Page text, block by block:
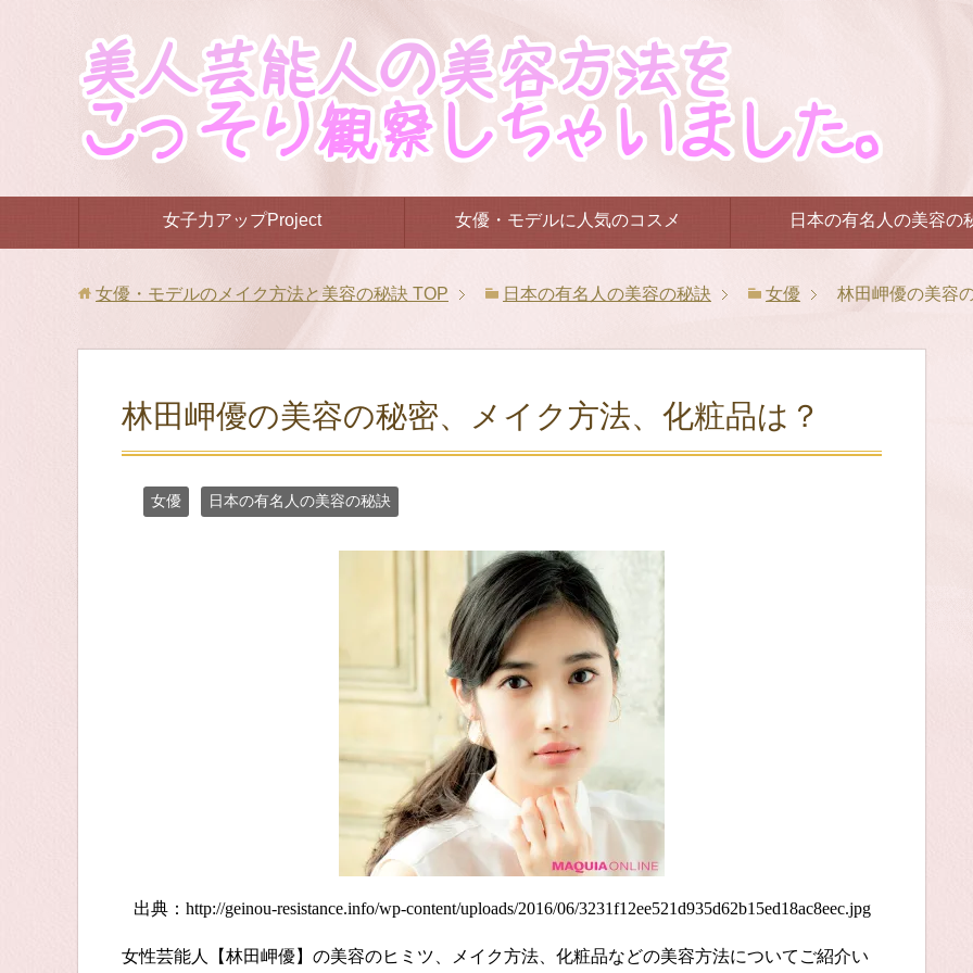
女子力アップProject 女優・モデルに人気のコスメ 日本の有名人の美容の
女優・モデルのメイク方法と美容の秘訣 TOP 日本の有名人の美容の秘訣 女優 林田岬優の美容
林田岬優の美容の秘密、メイク方法、化粧品は？
女優 日本の有名人の美容の秘訣
出典： http://geinou-resistance.info/wp-content/uploads/2016/06/3231f12ee521d935d62b15ed18ac8eec.jpg
女性芸能人【林田岬優】の美容のヒミツ、メイク方法、化粧品などの美容方法についてご紹介い